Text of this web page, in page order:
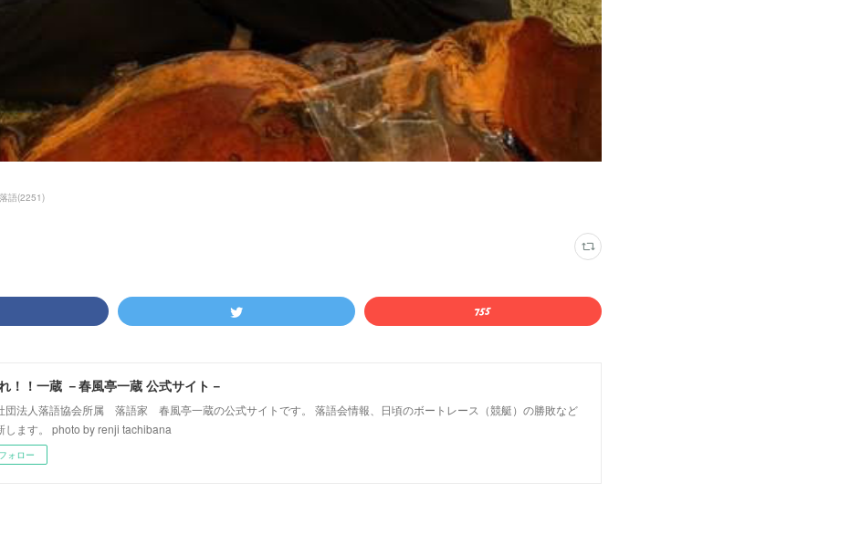
落語(2251)
！！一蔵 －春風亭一蔵 公式サイト－
団法人落語協会所属 落語家 春風亭一蔵の公式サイトです。 落語会情報、日頃のボートレース（競艇）の勝敗など
します。 photo by renji tachibana
フォロー